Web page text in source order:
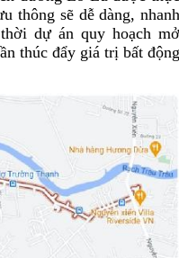
thông sẽ dễ dàng,
dự án quy hoạch
thúc đẩy giá trị bất